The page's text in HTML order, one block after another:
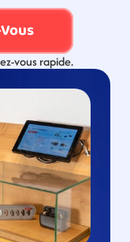
vous rapide.